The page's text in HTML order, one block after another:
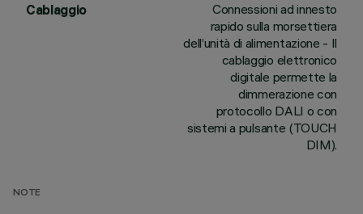
Cablaggio
Connessioni ad innesto
rapido sulla morsettiera
dell’unità di alimentazione - Il
cablaggio elettronico
digitale permette la
dimmerazione con
protocollo DALI o con
sistemi a pulsante (TOUCH
DIM).
NOTE